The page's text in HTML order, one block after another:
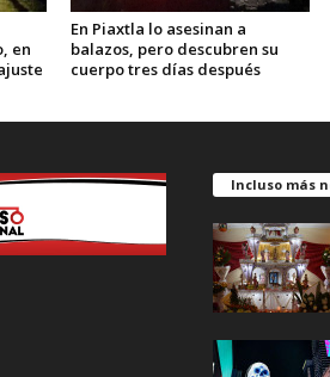
en
En Piaxtla lo asesinan a
balazos, pero descubren su
cuerpo tres días después
Incluso más